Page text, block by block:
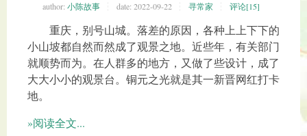
author: 小陈故事 date: 2022-09-22 寻常家 评论[15]
重庆，别号山城。落差的原因，各种上上下下的
小山坡都自然而然成了观景之地。近些年，有关部门
就顺势而为。在人群多的地方，又做了些设计，成了
大大小小的观景台。铜元之光就是其一新晋网红打卡
地。
»阅读全文...